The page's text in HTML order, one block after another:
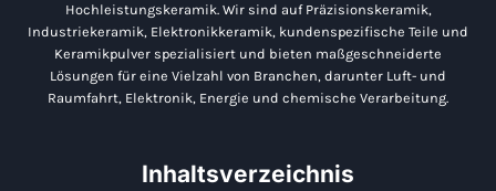
Hochleistungskeramik. Wir sind auf Präzisionskeramik,
Industriekeramik, Elektronikkeramik, kundenspezifische Teile und
Keramikpulver spezialisiert und bieten maßgeschneiderte
Lösungen für eine Vielzahl von Branchen, darunter Luft- und
Raumfahrt, Elektronik, Energie und chemische Verarbeitung.
Inhaltsverzeichnis